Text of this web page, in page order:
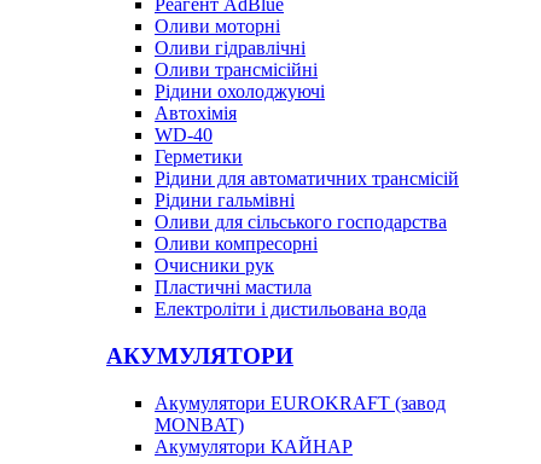
Реагент AdBlue
Оливи моторні
Оливи гідравлічні
Оливи трансмісійні
Рідини охолоджуючі
Автохімія
WD-40
Герметики
Рідини для автоматичних трансмісій
Рідини гальмівні
Оливи для сільського господарства
Оливи компресорні
Очисники рук
Пластичні мастила
Електроліти і дистильована вода
АКУМУЛЯТОРИ
Акумулятори EUROKRAFT (завод
MONBAT)
Акумулятори КАЙНАР